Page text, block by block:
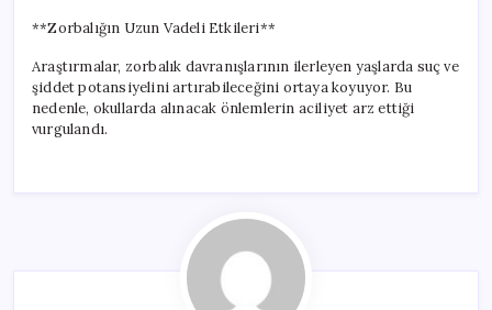
**Zorbalığın Uzun Vadeli Etkileri**
Araştırmalar, zorbalık davranışlarının ilerleyen yaşlarda suç ve
şiddet potansiyelini artırabileceğini ortaya koyuyor. Bu
nedenle, okullarda alınacak önlemlerin aciliyet arz ettiği
vurgulandı.